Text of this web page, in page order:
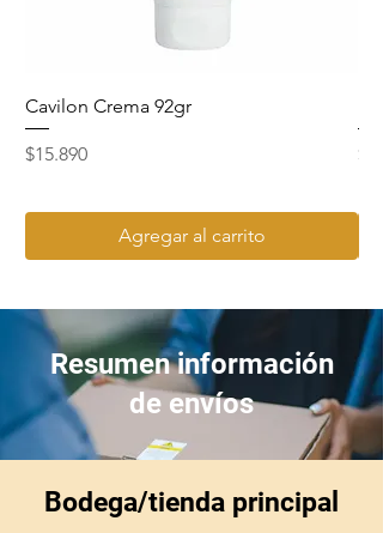
Cavilon Crema 92gr
Precio
$15.890
Agregar al carrito
Resumen información
de envíos
Bodega/tienda principal